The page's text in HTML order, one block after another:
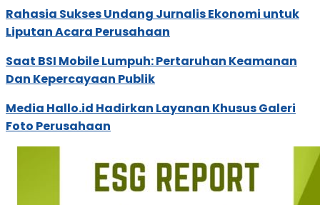
Rahasia Sukses Undang Jurnalis Ekonomi untuk
Liputan Acara Perusahaan
Saat BSI Mobile Lumpuh: Pertaruhan Keamanan
Dan Kepercayaan Publik
Media Hallo.id Hadirkan Layanan Khusus Galeri
Foto Perusahaan